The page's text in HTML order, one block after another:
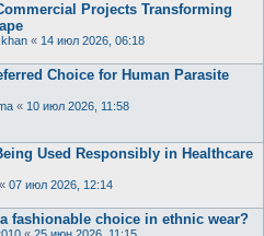
Projects Transforming
« 14 июл 2026, 06:18
Choice for Human Parasite
« 10 июл 2026, 11:58
Used Responsibly in Healthcare
« 07 июл 2026, 12:14
fashionable choice in ethnic wear?